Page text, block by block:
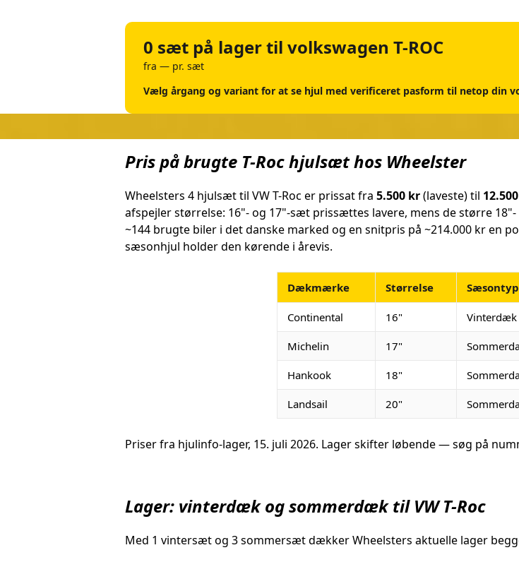
0 sæt på lager til volkswagen T-ROC
fra — pr. sæt
Vælg årgang og variant for at se hjul med verificeret pasform til netop din
Pris på brugte T-Roc hjulsæt hos Wheelster
Wheelsters 4 hjulsæt til VW T-Roc er prissat fra 5.500 kr(laveste) til
afspejler størrelse: 16"- og 17"-sæt prissættes lavere, mens de større
~144 brugte biler i det danske marked og en snitpris på ~214.000 kr
sæsonhjul holder den kørende i årevis.
Dækmærke Størrelse
Continental 16" Vinterdæk
Michelin 17"
Hankook 18"
Landsail 20"
Priser fra hjulinfo-lager, 15. juli 2026. Lager skifter løbende — søg på
Lager: vinterdæk og sommerdæk til VW T-Roc
Med 1 vintersæt og 3 sommersæt dækker Wheelsters aktuelle lager